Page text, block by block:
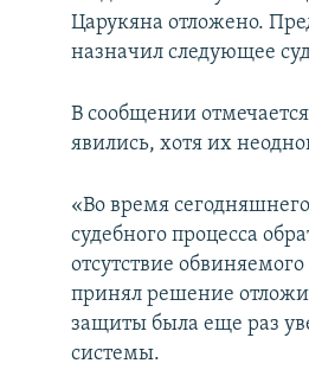
Царукяна отложено.
назначил следующее
В сообщении
явились, хотя их
«Во время
судебного процесса
отсутствие
принял решение
защиты была еще раз
системы.